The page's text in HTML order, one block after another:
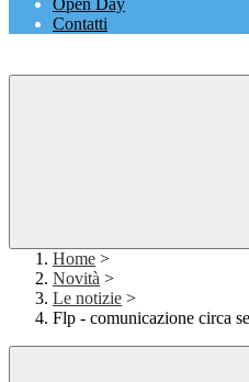
Open Day
Contatti
Home >
Novità >
Le notizie >
Flp - comunicazione circa